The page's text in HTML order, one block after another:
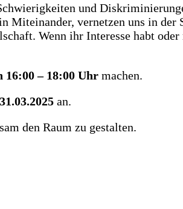
und
Miteinander, vernetzen uns in der
Wenn ihr Interesse habt oder
16:00 – 18:00 Uhr machen.
31.03.2025 an.
den Raum zu gestalten.